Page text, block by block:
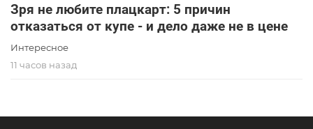
Зря не любите плацкарт: 5 причин
отказаться от купе - и дело даже не в цене
Интересное
11 часов назад